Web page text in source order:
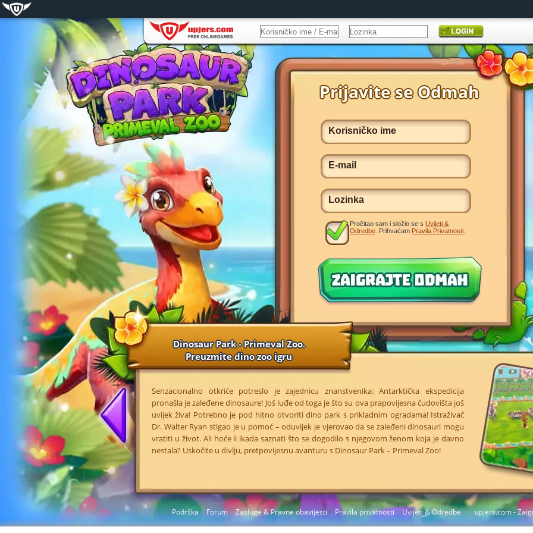
Podrška Forum Zasluge & Pravne obavijesti Pravila privatnosti Uvijeti & Odredbe upjers.com -
Upravljaj Kolačićima
Dinosaur Park - Primeval Zoo.
Preuzmite dino zoo igru
Senzacionalno otkriće potreslo je zajednicu znanstvenika: Antarktička ekspedicija
pronašla je zaleđene dinosaure! Još luđe od toga je što su ova prapovijesna čudovišta još
uvijek živa! Potrebno je pod hitno otvoriti dino park s prikladnim ogradama! Istraživač
Dr. Walter Ryan stigao je u pomoć – oduvijek je vjerovao da se zaleđeni dinosauri mogu
vratiti u život. Ali hoće li ikada saznati što se dogodilo s njegovom ženom koja je davno
nestala? Uskočite u divlju, pretpovijesnu avanturu s Dinosaur Park – Primeval Zoo!
Pročitao sam i složio se s Uvijeti &
Odredbe . Prihvaćam Pravila Privatnosti